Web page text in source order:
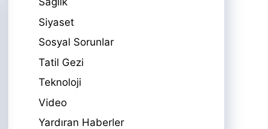
Siyaset
Sosyal Sorunlar
Tatil Gezi
Teknoloji
Video
Yardıran Haberler